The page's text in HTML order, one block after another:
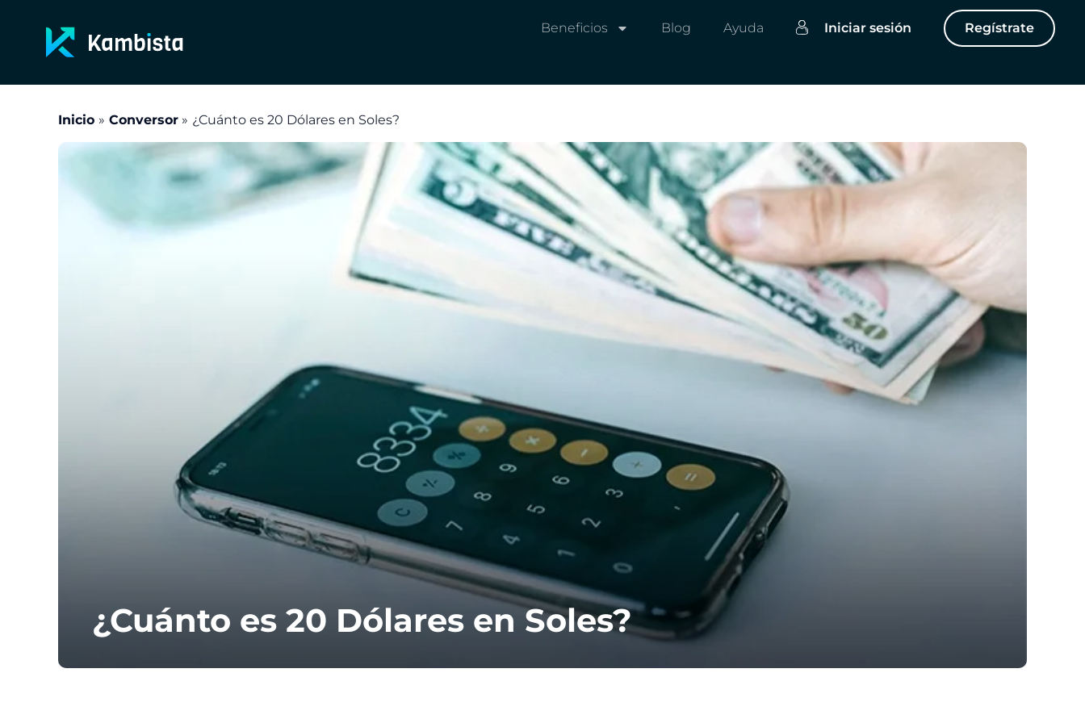
contenido
Beneficios Blog Ayuda Iniciar sesión Regístrate
Inicio Conversor ¿Cuánto es 20 Dólares en Soles?
¿Cuánto es 20 Dólares en Soles?